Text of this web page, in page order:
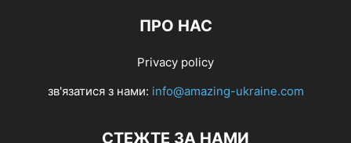
ПРО НАС
Privacy policy
зв'язатися з нами: info@amazing-ukraine.com
СТЕЖТЕ ЗА НАМИ